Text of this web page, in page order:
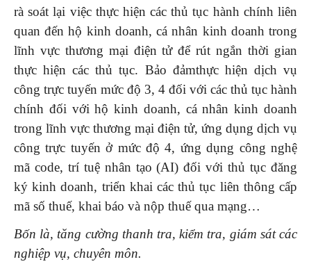
rà soát lại việc thực hiện các thủ tục hành chính liên
quan đến hộ kinh doanh, cá nhân kinh doanh trong
lĩnh vực thương mại điện tử để rút ngắn thời gian
thực hiện các thủ tục. Bảo đảmthực hiện dịch vụ
công trực tuyến mức độ 3, 4 đối với các thủ tục hành
chính đối với hộ kinh doanh, cá nhân kinh doanh
trong lĩnh vực thương mại điện tử, ứng dụng dịch vụ
công trực tuyến ở mức độ 4, ứng dụng công nghệ
mã code, trí tuệ nhân tạo (AI) đối với thủ tục đăng
ký kinh doanh, triển khai các thủ tục liên thông cấp
mã số thuế, khai báo và nộp thuế qua mạng…
Bốn là, tăng cường thanh tra, kiểm tra, giám sát các
nghiệp vụ, chuyên môn.